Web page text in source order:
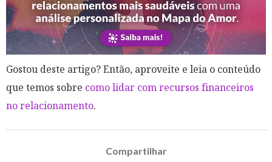
Gostou deste artigo? Então, aproveite e leia o conteúdo
que temos sobre como lidar com recursos financeiros
no relacionamento.
Compartilhar